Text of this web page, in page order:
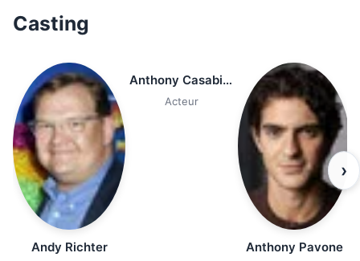
Casting
Andy Richter
Anthony Casabianca
Acteur
Anthony Pavone
›